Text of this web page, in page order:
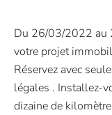
Du 26/03/2022 au
votre projet
Réservez avec
légales . Installez-
dizaine de